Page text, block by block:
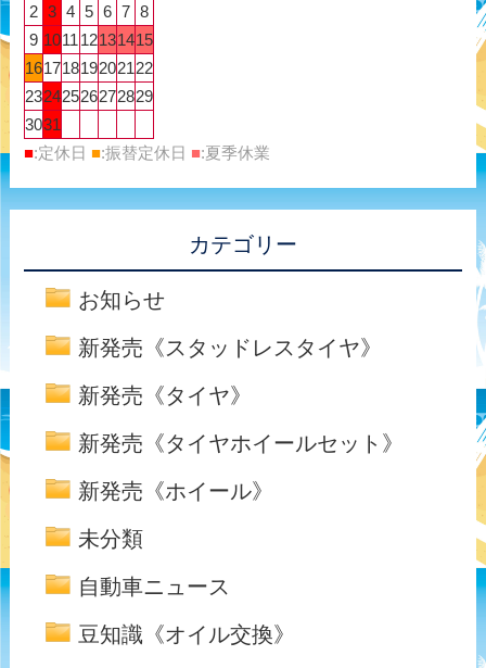
2 3 4 5 6 7 8
9 1011 12131415
16171819202122
23242526272829
3031
■:定休日 ■:振替定休日 ■:夏季休業
カテゴリー
お知らせ
新発売《スタッドレスタイヤ》
新発売《タイヤ》
新発売《タイヤホイールセット》
新発売《ホイール》
未分類
自動車ニュース
豆知識《オイル交換》